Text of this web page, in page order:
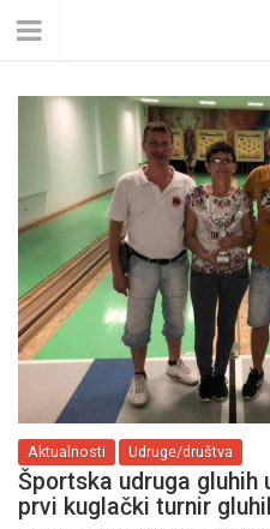
Aktualnosti Udruge/društva
Športska udruga gluhih
prvi kuglački turnir